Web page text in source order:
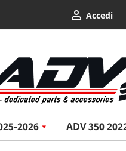
 Accedi
2026 ADV 350